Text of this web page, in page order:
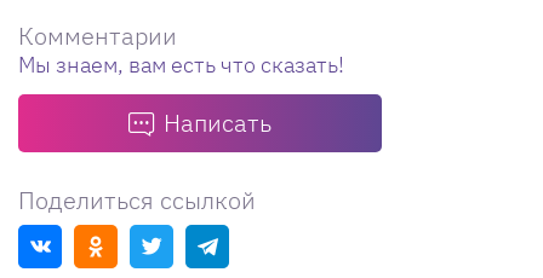
Комментарии
Мы знаем, вам есть что сказать!
Написать
Поделиться ссылкой